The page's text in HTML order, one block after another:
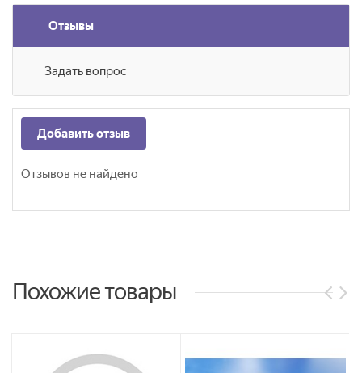
Отзывы
Задать вопрос
Добавить отзыв
Отзывов не найдено
Похожие товары